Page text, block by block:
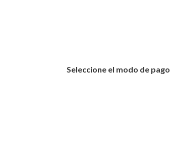
Seleccione el modo de pago